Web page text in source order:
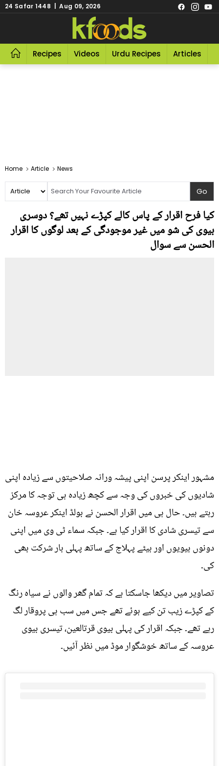
24 Safar 1448 | Aug 09, 2026
Recipes Videos Urdu Recipes Articles
Home Article News
کیا فرح اقرار کے پاس کالے کپڑے نہیں تھے؟ دوسری
بیوی کی شو میں غیر موجودگی کے بعد لوگوں کا اقرار
الحسن سے سوال
مشہور اینکر پرسن اپنی پیشہ ورانہ صلاحیتوں سے زیادہ اپنی
شادیوں کی خبروں کی وجہ سے کچھ زیادہ ہی توجہ کا مرکز
رہتے ہیں۔ حال ہی میں اقرار الحسن نے بولڈ اینکر عروسہ خان
سے تیسری شادی کا اقرار کیا ہے۔ جبکہ سماء ٹی وی میں اپنی
دونوں بیویوں اور بیٹے پہلاج کے ساتھ پہلی بار شرکت بھی
کی۔
تصاویر میں دیکھا جاسکتا ہے کہ تمام گھر والوں نے سیاہ رنگ
کے کپڑے زیب تن کیے ہوئے تھے جس میں سب ہی پروقار لگ
رہے تھے۔ جبکہ اقرار کی پہلی بیوی قرتالعین، تیسری بیوی
عروسہ کے ساتھ خوشگوار موڈ میں نظر آئیں۔